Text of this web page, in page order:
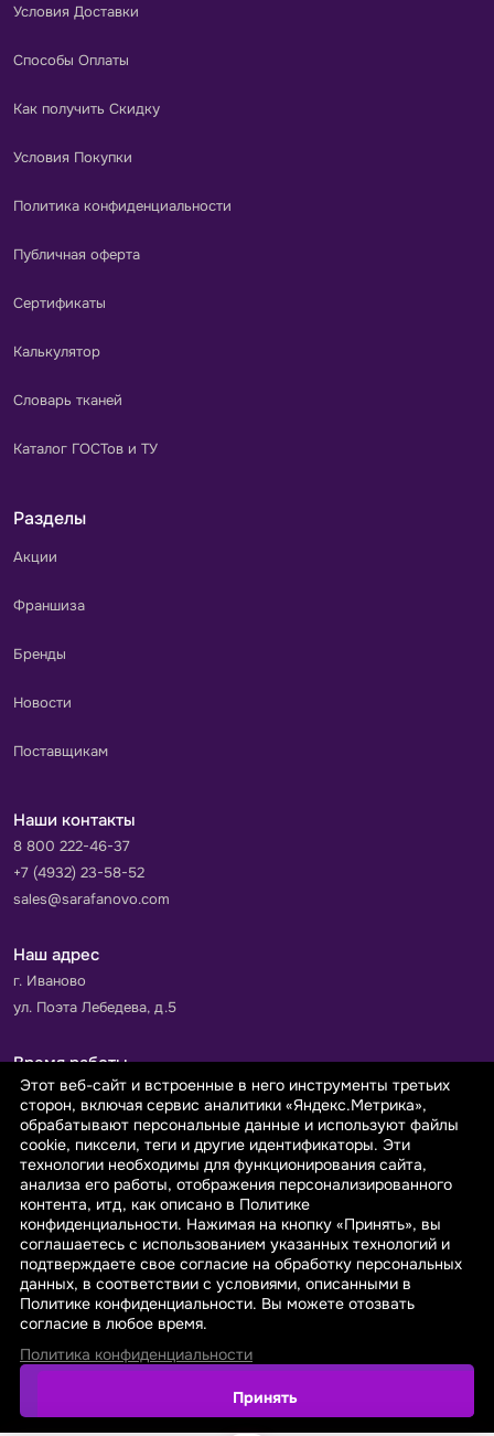
Условия Доставки
Способы Оплаты
Как получить Скидку
Условия Покупки
Политика конфиденциальности
Публичная оферта
Сертификаты
Калькулятор
Словарь тканей
Каталог ГОСТов и ТУ
Разделы
Акции
Франшиза
Бренды
Новости
Поставщикам
Наши контакты
8 800 222-46-37
+7 (4932) 23-58-52
sales@sarafanovo.com
Наш адрес
г. Иваново
ул. Поэта Лебедева, д.5
Время работы
Пн-Пт с 9.00 до 18.00
Сб-Вс: выходной
Принимаем к оплате
© 2026 sarafanovo.com - Интернет-магазин "САРАФАНОВО"
специализируется на производстве, продаже тканей оптом и в
розницу с доставкой по Роcсии и СНГ.
Политика обработки персональных данных
Этот веб-сайт и встроенные в него инструменты третьих
сторон, включая сервис аналитики «Яндекс.Метрика»,
обрабатывают персональные данные и используют файлы
cookie, пиксели, теги и другие идентификаторы. Эти
технологии необходимы для функционирования сайта,
анализа его работы, отображения персонализированного
контента, итд, как описано в Политике
конфиденциальности. Нажимая на кнопку «Принять», вы
соглашаетесь с использованием указанных технологий и
подтверждаете свое согласие на обработку персональных
данных, в соответствии с условиями, описанными в
Политике конфиденциальности. Вы можете отозвать
согласие в любое время.
Политика конфиденциальности